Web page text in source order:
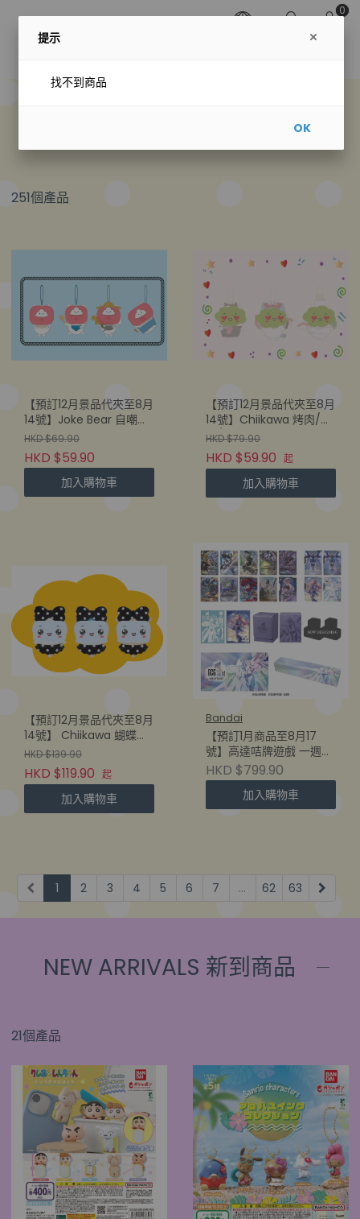
0
251個產品
【預訂12月景品代夾至8月
14號】Joke Bear 自嘲熊
「做一個吧...」10CM 掛飾
公仔
HKD $69.90
HKD $59.90
加入購物車
【預訂12月景品代夾至8月
14號】Chiikawa 烤肉/壽
司/螃蟹 9CM 掛飾公仔
HKD $79.90
HKD $59.90 起
加入購物車
【預訂12月景品代夾至8月
14號】 Chiikawa 蝴蝶結
BIG 30CM 毛公仔
HKD $139.90
HKD $119.90 起
加入購物車
Bandai
【預訂1月商品至8月17
號】高達咭牌遊戲 一週年
豪華套裝 [PB-03]
(4582770124897)
HKD $799.90
加入購物車
1 2 3 4 5 6 7 ... 62 63
NEW ARRIVALS 新到商品
21個產品
提示
找不到商品
OK